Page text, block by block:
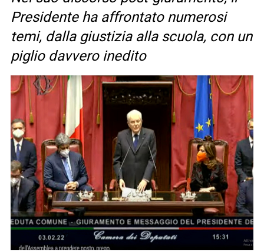
Presidente ha affrontato numerosi
temi, dalla giustizia alla scuola, con un
piglio davvero inedito